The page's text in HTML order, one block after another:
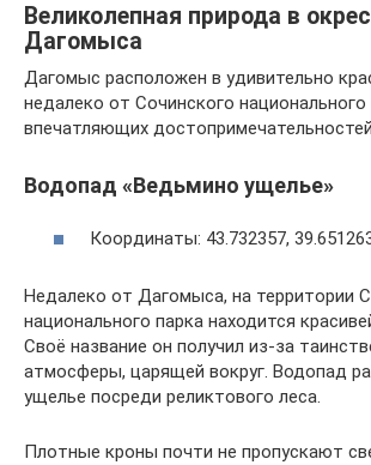
Великолепная природа в
Дагомыса
Дагомыс расположен в удивительно
недалеко от Сочинского
впечатляющих
Водопад «Ведьмино ущелье»
Координаты: 43.732357,
Недалеко от Дагомыса, на территории
национального парка находится
Своё название он получил из-за
атмосферы, царящей вокруг. Водопад
ущелье посреди реликтового леса.
Плотные кроны почти не пропускают